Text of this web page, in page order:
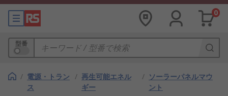
0
型番
/ 電源・トラン
ス
/ 再生可能エネル
ギー
/ ソーラーパネルマウ
ント